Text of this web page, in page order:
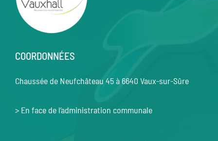
COORDONNÉES
Chaussée de Neufchâteau 45 à 6640 Vaux-sur-Sûre
> En face de l’administration communale